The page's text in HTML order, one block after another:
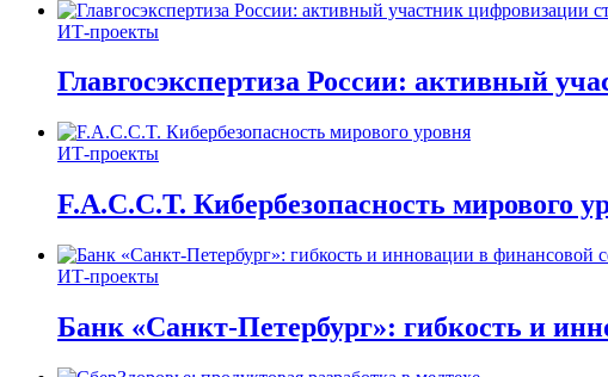
ИТ-проекты
Главгосэкспертиза России: активный
ИТ-проекты
F.A.C.C.T. Кибербезопасность мирового
ИТ-проекты
Банк «Санкт-Петербург»: гибкость и